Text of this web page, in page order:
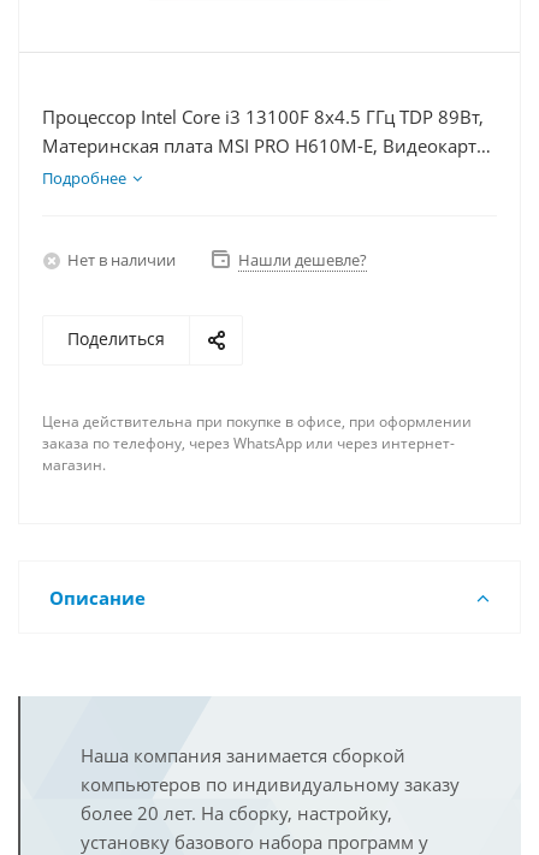
Процессор Intel Core i3 13100F 8x4.5 ГГц TDP 89Вт,
Материнская плата MSI PRO H610M-E, Видеокарта
GTX 1650 4Гб, Память DDR4 32Gb, Диски SSD
Подробнее
Нет в наличии Нашли дешевле?
Поделиться
Цена действительна при покупке в офисе, при оформлении
заказа по телефону, через WhatsApp или через интернет-
магазин.
Описание
Наша компания занимается сборкой
компьютеров по индивидуальному заказу
более 20 лет. На сборку, настройку,
установку базового набора программ у